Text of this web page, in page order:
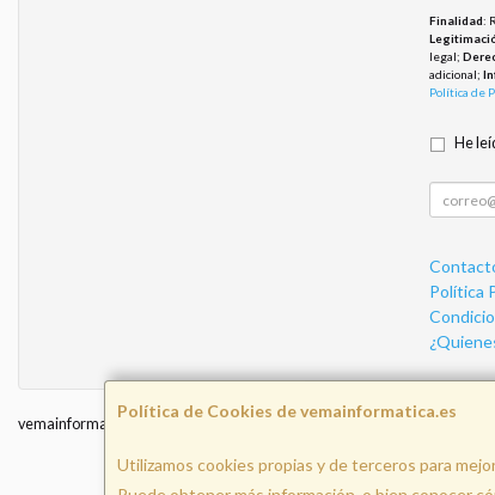
Política de Cookies de vemainformatica.es
Utilizamos cookies propias y de terceros para
Finalidad:
legal;
adicional;
Política de
He
Política
vemainformatica.es © 2026